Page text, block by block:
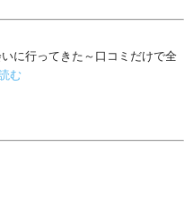
に行ってきた～口コミだけで全
む